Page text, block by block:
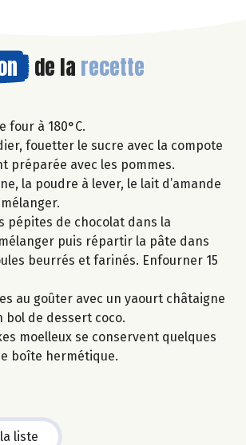
de la recette
four à 180°C.
fouetter le sucre avec la compote
préparée avec les pommes.
la poudre à lever, le lait d’amande
pépites de chocolat dans la
puis répartir la pâte dans
beurrés et farinés. Enfourner 15
au goûter avec un yaourt châtaigne
bol de dessert coco.
moelleux se conservent quelques
boîte hermétique.
liste